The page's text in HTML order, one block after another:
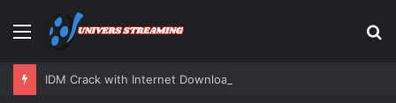
Menu